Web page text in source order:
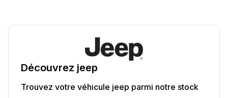
Découvrez jeep
Trouvez votre véhicule jeep parmi notre stock